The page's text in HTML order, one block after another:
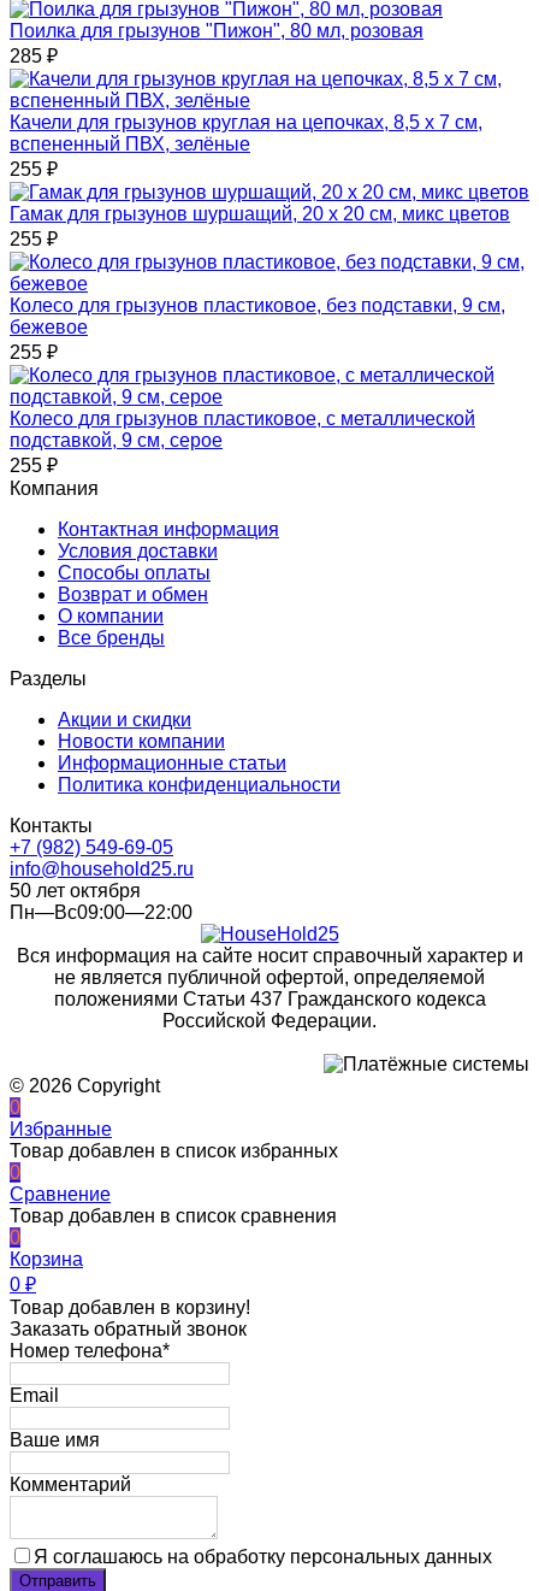
Поилка для грызунов "Пижон", 80 мл, розовая
285 ₽
Качели для грызунов круглая на цепочках, 8,5 х 7 см,
вспененный ПВХ, зелёные
255 ₽
Гамак для грызунов шуршащий, 20 х 20 см, микс цветов
255 ₽
Колесо для грызунов пластиковое, без подставки, 9 см,
бежевое
255 ₽
Колесо для грызунов пластиковое, с металлической
подставкой, 9 см, серое
255 ₽
Компания
Контактная информация
Условия доставки
Способы оплаты
Возврат и обмен
О компании
Все бренды
Разделы
Акции и скидки
Новости компании
Информационные статьи
Политика конфиденциальности
Контакты
+7 (982) 549-69-05
info@household25.ru
50 лет октября
Пн—Вс09:00—22:00
Вся информация на сайте носит справочный характер и
не является публичной офертой, определяемой
положениями Статьи 437 Гражданского кодекса
Российской Федерации.
© 2026 Copyright
0
Избранные
Товар добавлен в список избранных
0
Сравнение
Товар добавлен в список сравнения
0
Корзина
0 ₽
Товар добавлен в корзину!
Заказать обратный звонок
Номер телефона*
Email
Ваше имя
Комментарий
Я соглашаюсь на обработку персональных данных